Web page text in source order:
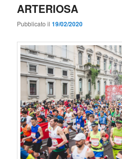
ARTERIOSA
Pubblicato il19/02/2020